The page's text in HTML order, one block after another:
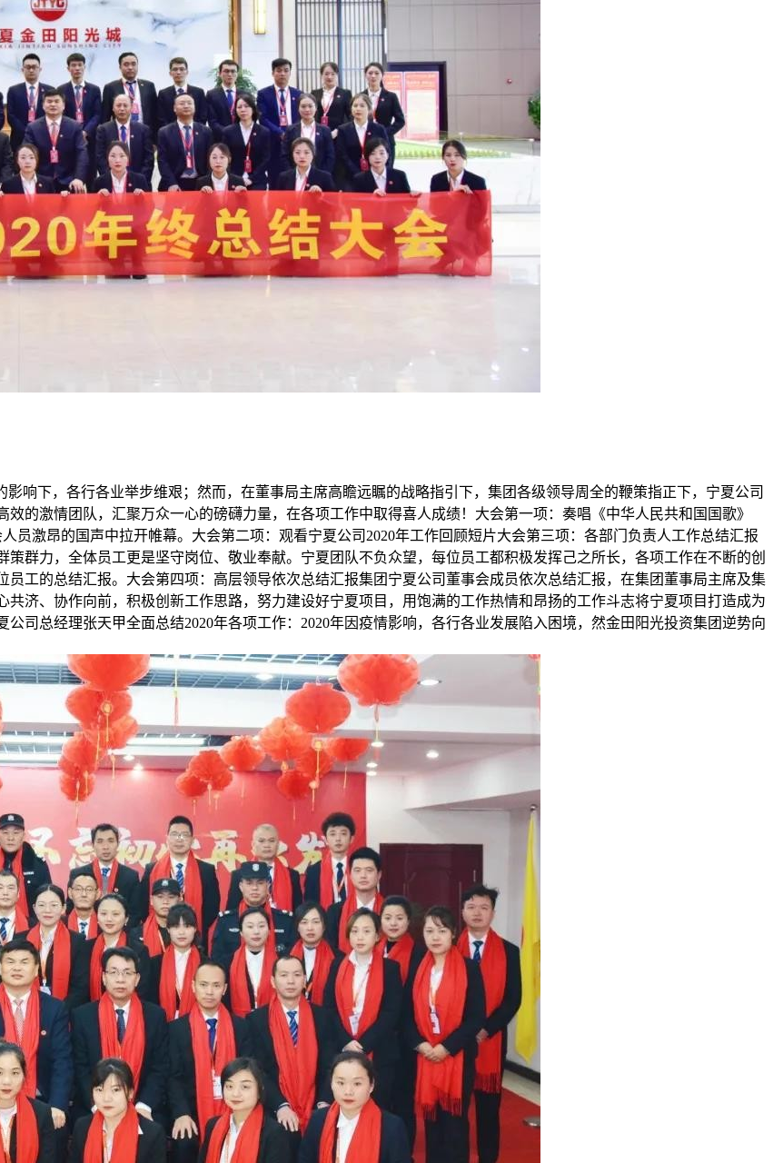
响下，各行各业举步维艰；然而，在董事局主席高瞻远瞩的战略指引下，集团各级领导周全的鞭策指正下，宁夏公司
的激情团队，汇聚万众一心的磅礴力量，在各项工作中取得喜人成绩！大会第一项：奏唱《中华人民共和国国歌》
员激昂的国声中拉开帷幕。大会第二项：观看宁夏公司2020年工作回顾短片大会第三项：各部门负责人工作总结汇报
群力，全体员工更是坚守岗位、敬业奉献。宁夏团队不负众望，每位员工都积极发挥己之所长，各项工作在不断的创
工的总结汇报。大会第四项：高层领导依次总结汇报集团宁夏公司董事会成员依次总结汇报，在集团董事局主席及集
济、协作向前，积极创新工作思路，努力建设好宁夏项目，用饱满的工作热情和昂扬的工作斗志将宁夏项目打造成为
司总经理张天甲全面总结2020年各项工作：2020年因疫情影响，各行各业发展陷入困境，然金田阳光投资集团逆势向